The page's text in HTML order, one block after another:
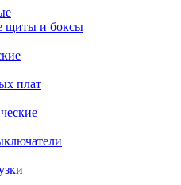
щиты и боксы
плат